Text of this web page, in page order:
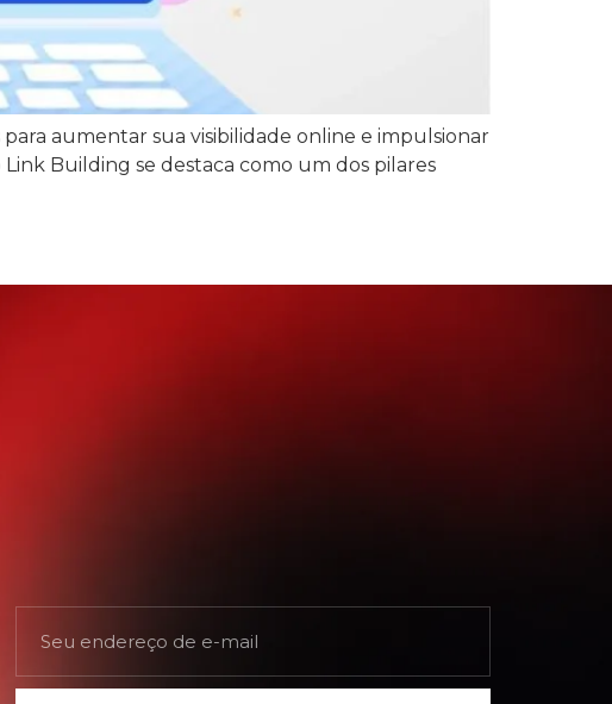
aumentar sua visibilidade online e impulsionar
Building se destaca como um dos pilares